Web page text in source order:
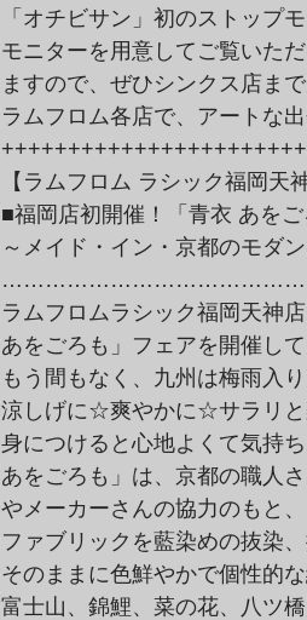
「オチビサン」初のストップ
モニターを用意してご覧いた
ますので、ぜひシンクス店ま
ラムフロム各店で、アートな
【ラムフロム ラシック福
■福岡店初開催！「青衣 あを
～メイド・イン・京都のモダ
ラムフロムラシック福岡天神
あをごろも」フェアを開催して
もう間もなく、九州は梅雨入
涼しげに☆爽やかに☆サラリと
身につけると心地よくて気持
あをごろも」は、京都の職人
やメーカーさんの協力のもと
ファブリックを藍染めの抜染
そのままに色鮮やかで個性的
富士山、錦鯉、菜の花、八ツ